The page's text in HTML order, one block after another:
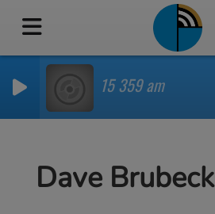
15 359 am
Dave Brubeck